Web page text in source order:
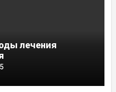
лечения